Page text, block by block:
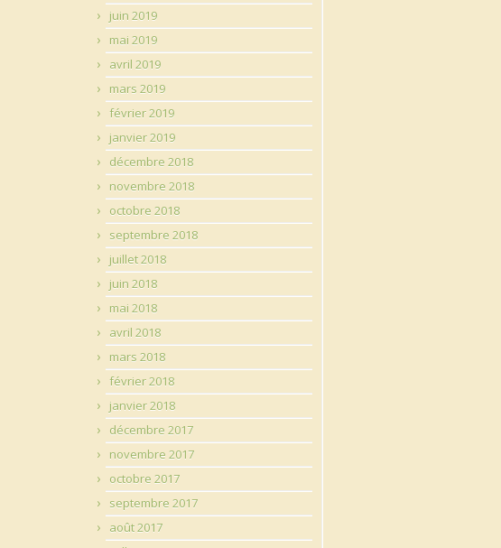
juin 2019
mai 2019
avril 2019
mars 2019
février 2019
janvier 2019
décembre 2018
novembre 2018
octobre 2018
septembre 2018
juillet 2018
juin 2018
mai 2018
avril 2018
mars 2018
février 2018
janvier 2018
décembre 2017
novembre 2017
octobre 2017
septembre 2017
août 2017